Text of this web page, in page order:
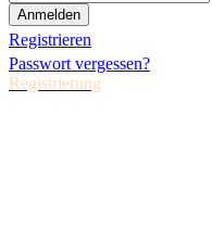
Registrieren
Passwort vergessen?
Registrierung